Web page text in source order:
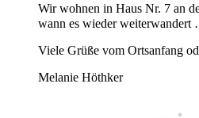
Wir wohnen in Haus Nr. 7 an
wann es wieder weiterwandert
Viele Grüße vom Ortsanfang
Melanie Höthker